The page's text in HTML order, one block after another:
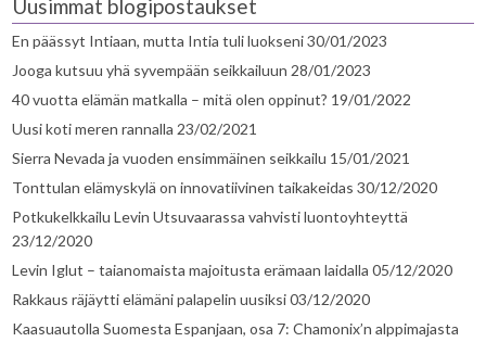
Uusimmat blogipostaukset
En päässyt Intiaan, mutta Intia tuli luokseni30/01/2023
Jooga kutsuu yhä syvempään seikkailuun 28/01/2023
40 vuotta elämän matkalla – mitä olen oppinut? 19/01/2022
Uusi koti meren rannalla 23/02/2021
Sierra Nevada ja vuoden ensimmäinen seikkailu 15/01/2021
Tonttulan elämyskylä on innovatiivinen taikakeidas 30/12/2020
Potkukelkkailu Levin Utsuvaarassa vahvisti luontoyhteyttä
23/12/2020
Levin Iglut – taianomaista majoitusta erämaan laidalla 05/12/2020
Rakkaus räjäytti elämäni palapelin uusiksi03/12/2020
Kaasuautolla Suomesta Espanjaan, osa 7: Chamonix’n alppimajasta